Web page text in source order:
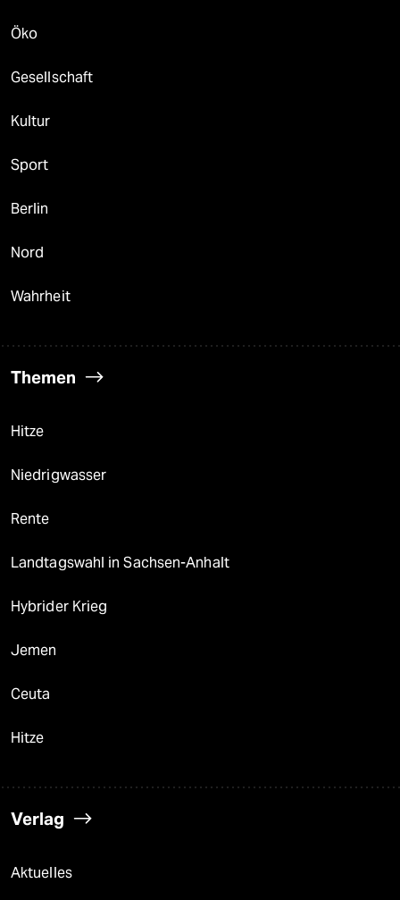
Öko
Gesellschaft
Kultur
Sport
Berlin
Nord
Wahrheit
Themen
Hitze
Niedrigwasser
Rente
Landtagswahl in Sachsen-Anhalt
Hybrider Krieg
Jemen
Ceuta
Hitze
Verlag
Aktuelles